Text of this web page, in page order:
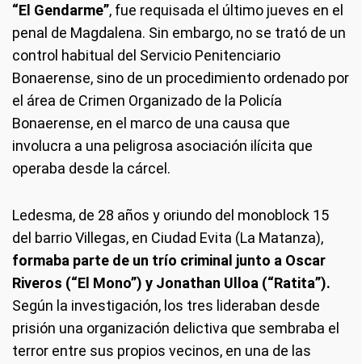
“El Gendarme”, fue requisada el último jueves en el
penal de Magdalena. Sin embargo, no se trató de un
control habitual del Servicio Penitenciario
Bonaerense, sino de un procedimiento ordenado por
el área de Crimen Organizado de la Policía
Bonaerense, en el marco de una causa que
involucra a una peligrosa asociación ilícita que
operaba desde la cárcel.
Ledesma, de 28 años y oriundo del monoblock 15
del barrio Villegas, en Ciudad Evita (La Matanza),
formaba parte de un trío criminal junto a Oscar
Riveros (“El Mono”) y Jonathan Ulloa (“Ratita”).
Según la investigación, los tres lideraban desde
prisión una organización delictiva que sembraba el
terror entre sus propios vecinos, en una de las